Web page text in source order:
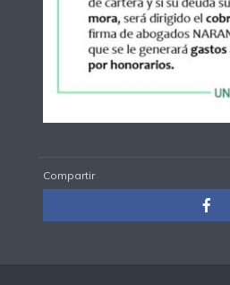
Compartir